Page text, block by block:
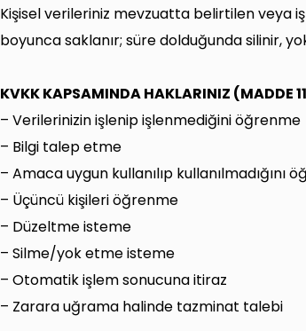
Kişisel verileriniz mevzuatta belirtilen veya
boyunca saklanır; süre dolduğunda silinir,
KVKK KAPSAMINDA HAKLARINIZ (MADDE
– Verilerinizin işlenip işlenmediğini öğrenme
– Bilgi talep etme
– Amaca uygun kullanılıp kullanılmadığını
– Üçüncü kişileri öğrenme
– Düzeltme isteme
– Silme/yok etme isteme
– Otomatik işlem sonucuna itiraz
– Zarara uğrama halinde tazminat talebi